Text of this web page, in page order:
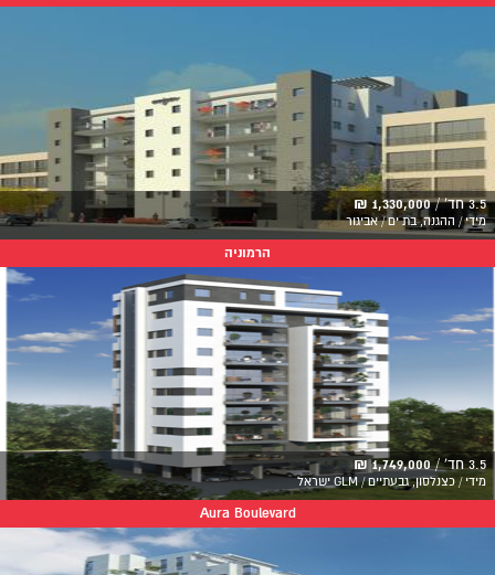
3.5 חד' / 1,330,000 ₪
מידי / ההגנה, בת ים / אביגור
הרמוניה
3.5 חד' / 1,749,000 ₪
מידי / כצנלסון, גבעתיים / GLM ישראל
Aura Boulevard